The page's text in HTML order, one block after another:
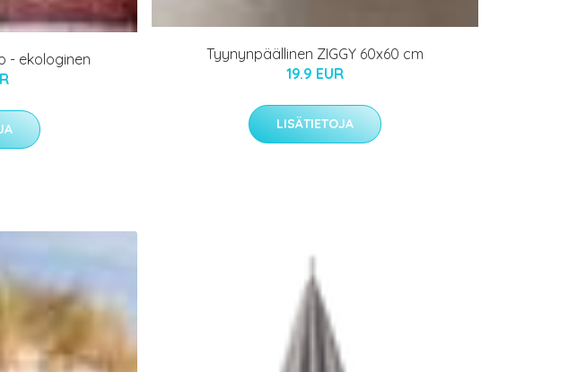
- ekologinen
Tyynynpäällinen ZIGGY 60x60 cm
19.9 EUR
LISÄTIETOJA